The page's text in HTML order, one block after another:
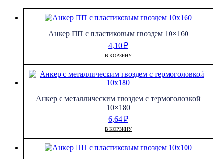
Анкер ПП с пластиковым гвоздем 10×160
4,10 ₽
В КОРЗИНУ
Анкер с металлическим гвоздем с термоголовкой
10×180
6,64 ₽
В КОРЗИНУ